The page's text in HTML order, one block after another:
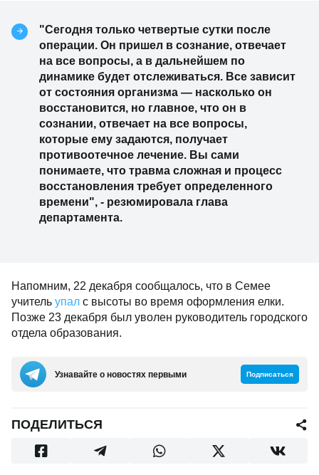
"Сегодня только четвертые сутки после
операции. Он пришел в сознание, отвечает
на все вопросы, а в дальнейшем по
динамике будет отслеживаться. Все зависит
от состояния организма — насколько он
восстановится, но главное, что он в
сознании, отвечает на все вопросы,
которые ему задаются, получает
противоотечное лечение. Вы сами
понимаете, что травма сложная и процесс
восстановления требует определенного
времени", - резюмировала глава
департамента.
Напомним, 22 декабря сообщалось, что в Семее
учитель упал с высоты во время оформления елки.
Позже 23 декабря был уволен руководитель городского
отдела образования.
Узнавайте о новостях первыми Подписаться
ПОДЕЛИТЬСЯ